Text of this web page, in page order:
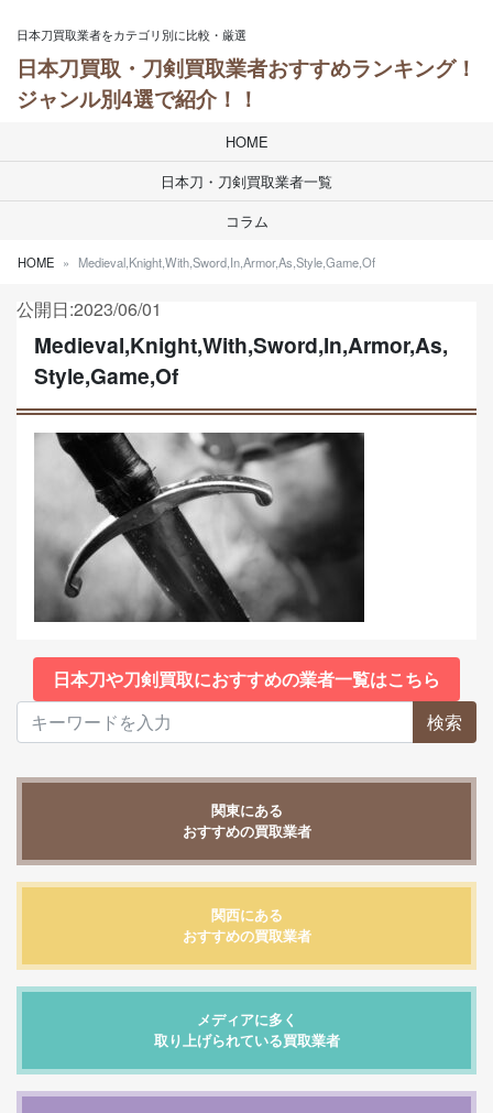
日本刀買取業者をカテゴリ別に比較・厳選
日本刀買取・刀剣買取業者おすすめランキング！
ジャンル別4選で紹介！！
HOME
日本刀・刀剣買取業者一覧
コラム
HOME Medieval,Knight,With,Sword,In,Armor,As,Style,Game,Of
公開日:2023/06/01
Medieval,Knight,With,Sword,In,Armor,As,
Style,Game,Of
日本刀や刀剣買取におすすめの業者一覧はこちら
検索
関東にある
おすすめの買取業者
関西にある
おすすめの買取業者
メディアに多く
取り上げられている買取業者